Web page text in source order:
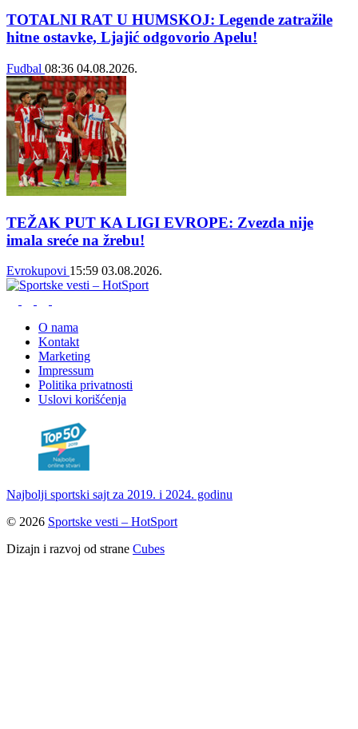
TOTALNI RAT U HUMSKOJ: Legende zatražile
hitne ostavke, Ljajić odgovorio Apelu!
Fudbal 08:36 04.08.2026.
TEŽAK PUT KA LIGI EVROPE: Zvezda nije
imala sreće na žrebu!
Evrokupovi 15:59 03.08.2026.
O nama
Kontakt
Marketing
Impressum
Politika privatnosti
Uslovi korišćenja
Najbolji sportski sajt za 2019. i 2024. godinu
© 2026 Sportske vesti – HotSport
Dizajn i razvoj od strane Cubes